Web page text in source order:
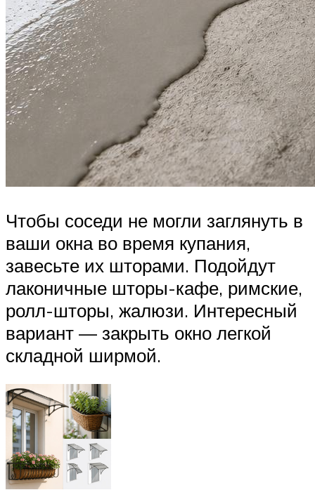
Чтобы соседи не могли заглянуть в
ваши окна во время купания,
завесьте их шторами. Подойдут
лаконичные шторы-кафе, римские,
ролл-шторы, жалюзи. Интересный
вариант — закрыть окно легкой
складной ширмой.